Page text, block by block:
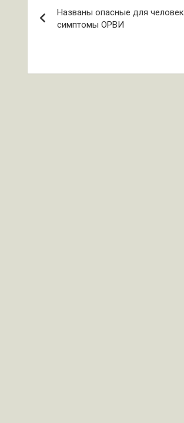
по
Названы опасные для
симптомы ОРВИ